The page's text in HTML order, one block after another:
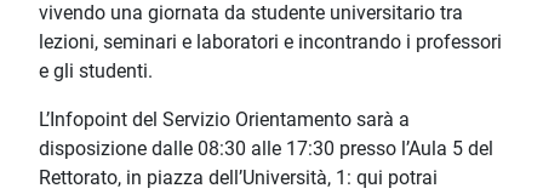
vivendo una giornata da studente universitario tra
lezioni, seminari e laboratori e incontrando i professori
e gli studenti.
L’Infopoint del Servizio Orientamento sarà a
disposizione dalle 08:30 alle 17:30 presso l’Aula 5 del
Rettorato, in piazza dell’Università, 1: qui potrai